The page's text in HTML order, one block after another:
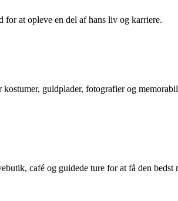
at opleve en del af hans liv og karriere.
guldplader, fotografier og
café og guidede ture for at få den bedst